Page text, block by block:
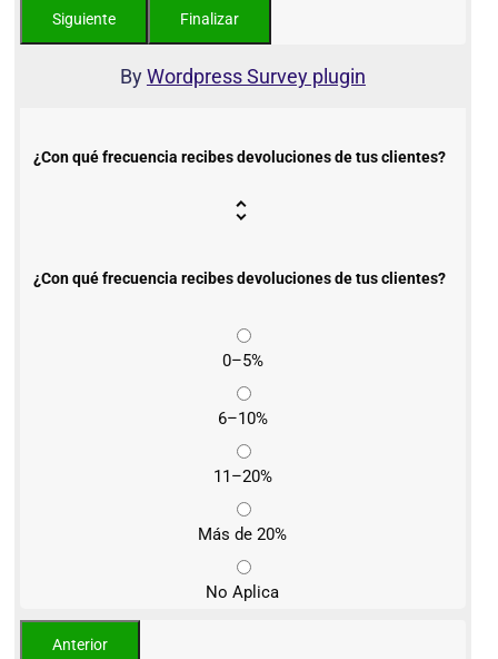
ByWordpress Survey plugin
¿Con qué frecuencia recibes devoluciones de tus clientes?
¿Con qué frecuencia recibes devoluciones de tus clientes?
0–5%
6–10%
11–20%
Más de 20%
No Aplica